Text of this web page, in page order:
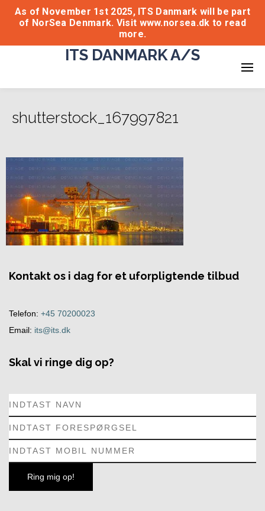
As of November 1st 2025, ITS Danmark will be part
of NorSea Denmark. Visit www.norsea.dk to read
more.
ITS DANMARK A/S
shutterstock_167997821
Kontakt os i dag for et uforpligtende tilbud
Telefon: +45 70200023
Email: its@its.dk
Skal vi ringe dig op?